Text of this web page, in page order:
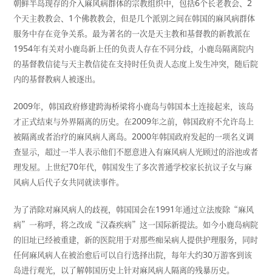
朝鲜半岛现存的介入麻风病群体的宗教组织中，包括6个长老教会、 2
个天主教教会、 1个佛教教会，但是几个派别之间在韩国的麻风病群体
服务中存在竞争关系。最为著名的一次是天主教和基督教的新教派在
1954年有关对小鹿岛新上任的负责人存在不同分歧，小鹿岛隔离院内
的基督教信徒与天主教信徒在支持时任负责人态度上发生冲突，随后院
内的基督教病人被逐出。
2009年，韩国政府修建跨海桥梁将小鹿岛与韩国本土连接起来，该岛
才正式结束与外界隔离的历史。在2009年之前，韩国政府不允许岛上
被隔离或者治疗的麻风病人离岛。 2000年韩国政府发起的一项名义调
查显示，超过一半人表示他们不愿意进入有麻风病人光顾过的浴池或者
理发屋。上世纪70年代，韩国发生了多次普通学校家长抗议子女与麻
风病人后代子女共同就读事件。
为了消除对麻风病人的歧视，韩国国会在1991年通过立法废除“麻风
病”一称呼，将之改成“汉森疾病”这一国际新提法。如今小鹿岛病院
的旧址已经被重建，新的医院用于对那些痴呆病人提供护理服务，同时
任何麻风病人在被治愈后可以自行选择出院，每年大约30万游客到该
岛进行观光，以了解韩国历史上针对麻风病人隔离的残暴历史。